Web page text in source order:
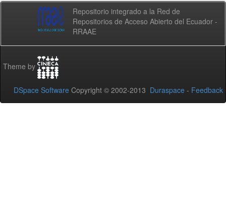
Repositorio integrado a la Red de
Repositorios de Acceso Abierto del Ecuador -
RRAAE
Theme by
DSpace Software Copyright © 2002-2013 Duraspace - Feedback